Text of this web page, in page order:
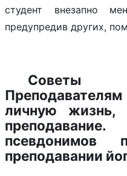
студент внезапно
предупредив других,
личную
преподавании